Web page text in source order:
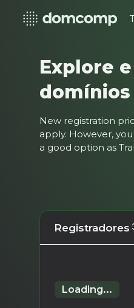
Explore
New registration
apply. However,
a good option as
Registradores
Loading...